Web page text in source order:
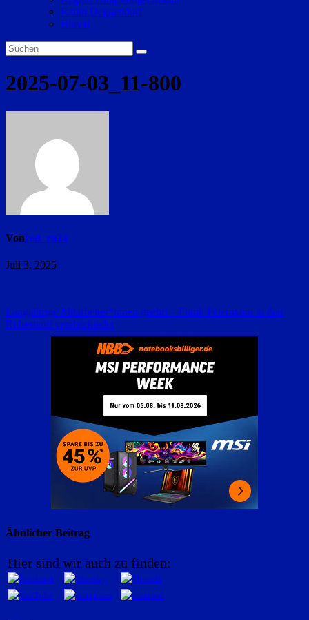
Raum Deggendorf
Bluval
2025-07-03_11-800
Vonred_ra24
Juli 3, 2025
Beitragsnavigation
Langjährige Mitarbeiter*innen geehrt – Frank Petermann in den
Ruhestand verabschiedet
Ähnlicher Beitrag
Hier sind wir auch zu finden: